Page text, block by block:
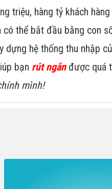
triệu, hàng tỷ khách
có thể bắt đầu bằng con
hệ thống thu nhập
bạn rút ngắnđược quá
mình!